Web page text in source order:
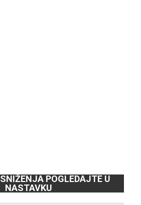
POGLEDAJTE U
NASTAVKU